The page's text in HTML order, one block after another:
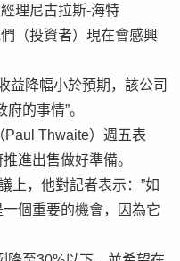
理尼古拉斯-海特
（投資者）現在會感興
益降幅小於預期，該公司
的事情”。
Paul Thwaite）週五表
進出售做好準備。
上，他對記者表示：”如
個重要的機會，因為它